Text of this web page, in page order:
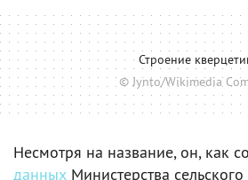
Строение
© Jynto/Wikimedia
Несмотря на название, он, как
данных Министерства